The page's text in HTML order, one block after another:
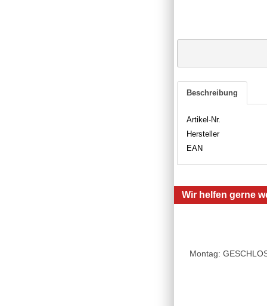
Beschreibung
Artikel-Nr.
Hersteller
EAN
Wir helfen gerne
Montag: